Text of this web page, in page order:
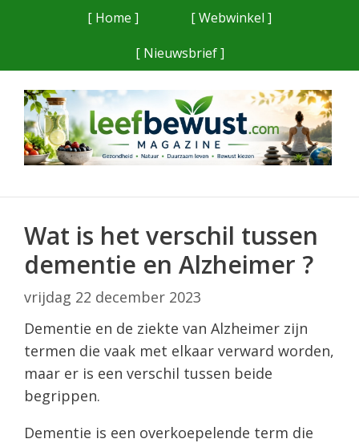
[ Home ]
[ Webwinkel ]
[ Nieuwsbrief ]
Wat is het verschil tussen
dementie en Alzheimer ?
vrijdag 22 december 2023
Dementie en de ziekte van Alzheimer zijn
termen die vaak met elkaar verward worden,
maar er is een verschil tussen beide
begrippen.
Dementie is een overkoepelende term die